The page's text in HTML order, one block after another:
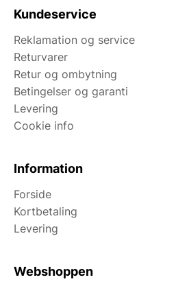
Kundeservice
Reklamation og service
Returvarer
Retur og ombytning
Betingelser og garanti
Levering
Cookie info
Information
Forside
Kortbetaling
Levering
Webshoppen